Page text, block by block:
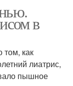
в
как
лиатрис,
пышное